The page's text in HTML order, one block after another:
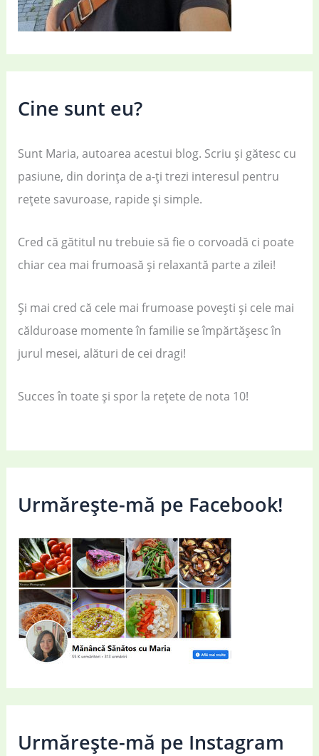
Cine sunt eu?
Sunt Maria, autoarea acestui blog. Scriu și gătesc cu
pasiune, din dorința de a-ți trezi interesul pentru
rețete savuroase, rapide și simple.
Cred că gătitul nu trebuie să fie o corvoadă ci poate
chiar cea mai frumoasă și relaxantă parte a zilei!
Și mai cred că cele mai frumoase povești și cele mai
călduroase momente în familie se împărtășesc în
jurul mesei, alături de cei dragi!
Succes în toate și spor la rețete de nota 10!
Urmărește-mă pe Facebook!
Urmărește-mă pe Instagram